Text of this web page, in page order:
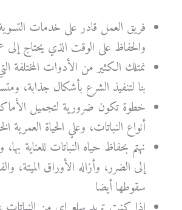
فريق العمل قادر على خدمات التسوية
والحفاظ على الوقت الذي يحتاج إلى
نمتلك الكثير من الأدوات المختلفة
بنا لتنفيذ الشرع بأشكال جذابة،
خطوة تكون ضرورية لتجميل
أنواع النباتات، وعلي الحياة العمرية
نهتم بحفاظ حياه النباتات للعناية
إلى الضرر، وأزاله الأوراق الميتة،
سقوطها أيضا